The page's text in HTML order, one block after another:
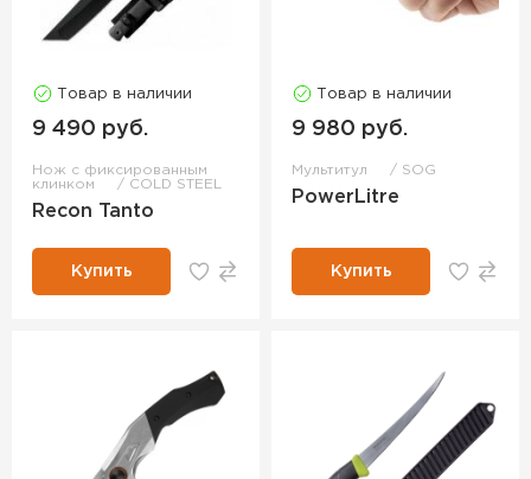
Товар в наличии
9 490 руб.
Нож с фиксированным
клинком
COLD STEEL
Recon Tanto
Купить
Товар в наличии
9 980 руб.
Мультитул SOG
PowerLitre
Купить